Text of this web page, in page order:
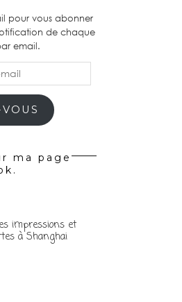
pour vous abonner
de chaque
email.
ma page
impressions et
à Shanghai